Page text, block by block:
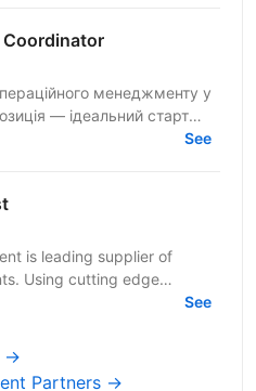
Coordinator
менеджменту у
— ідеальний старт
в управлінні
See
is leading supplier of
Using cutting edge
technologies, the...
See
→
Partners →